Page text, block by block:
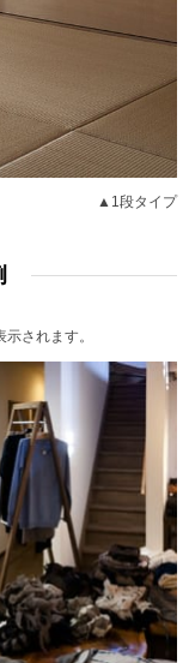
▲1段タイプ
されます。